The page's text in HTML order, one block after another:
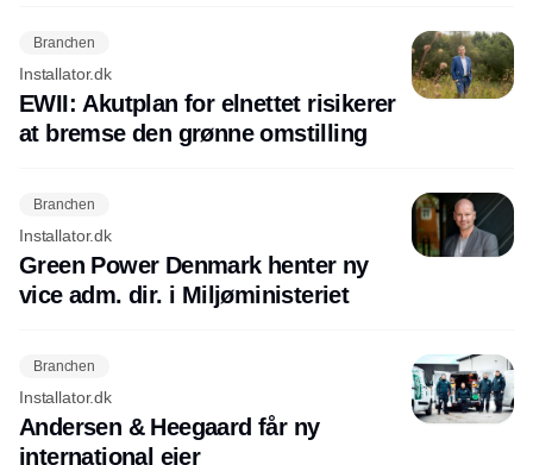
Branchen
Installator.dk
EWII: Akutplan for elnettet risikerer
at bremse den grønne omstilling
Branchen
Installator.dk
Green Power Denmark henter ny
vice adm. dir. i Miljøministeriet
Branchen
Installator.dk
Andersen & Heegaard får ny
international ejer